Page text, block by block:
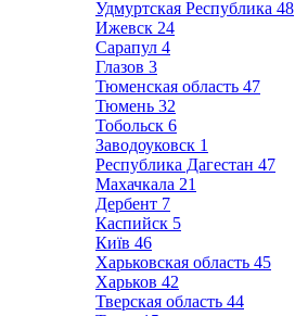
Удмуртская Республика 48
Ижевск 24
Сарапул 4
Глазов 3
Тюменская область 47
Тюмень 32
Тобольск 6
Заводоуковск 1
Республика Дагестан 47
Махачкала 21
Дербент 7
Каспийск 5
Київ 46
Харьковская область 45
Харьков 42
Тверская область 44